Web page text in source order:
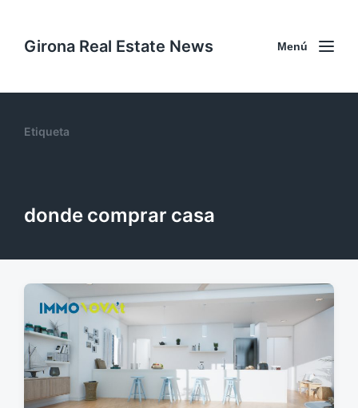
Girona Real Estate News Menú
Etiqueta
donde comprar casa